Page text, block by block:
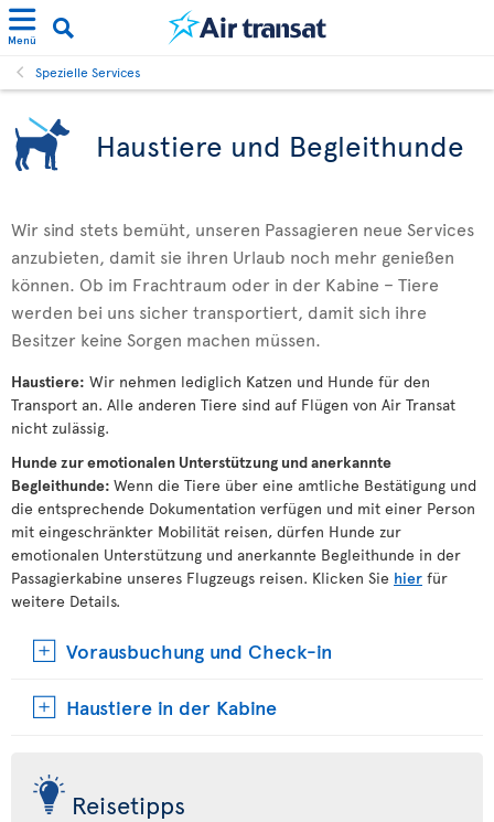
Menü
Spezielle Services
Haustiere und Begleithunde
Wir sind stets bemüht, unseren Passagieren neue Services
anzubieten, damit sie ihren Urlaub noch mehr genießen
können. Ob im Frachtraum oder in der Kabine – Tiere
werden bei uns sicher transportiert, damit sich ihre
Besitzer keine Sorgen machen müssen.
Haustiere: Wir nehmen lediglich Katzen und Hunde für den
Transport an. Alle anderen Tiere sind auf Flügen von Air Transat
nicht zulässig.
Hunde zur emotionalen Unterstützung und anerkannte
Begleithunde: Wenn die Tiere über eine amtliche Bestätigung und
die entsprechende Dokumentation verfügen und mit einer Person
mit eingeschränkter Mobilität reisen, dürfen Hunde zur
emotionalen Unterstützung und anerkannte Begleithunde in der
Passagierkabine unseres Flugzeugs reisen. Klicken Sie hier für
weitere Details.
Vorausbuchung und Check-in
Haustiere in der Kabine
Reisetipps